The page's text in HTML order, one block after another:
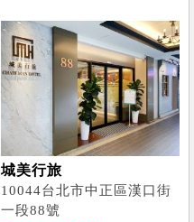
城美行旅
10044台北市中正區漢口街
一段88號